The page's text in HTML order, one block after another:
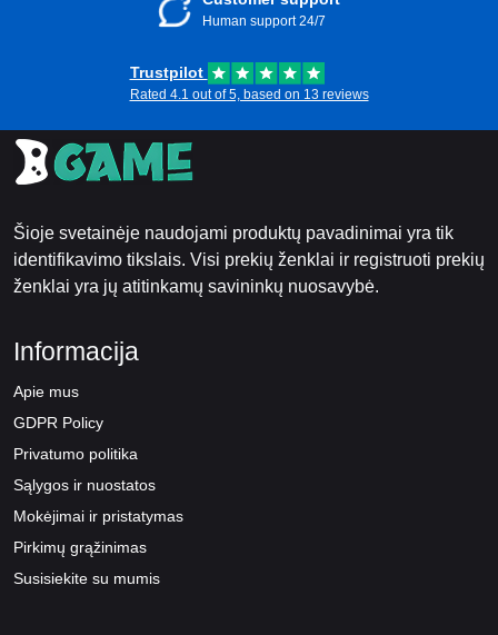
Human support 24/7
Trustpilot
Rated 4.1 out of 5, based on 13 reviews
Šioje svetainėje naudojami produktų pavadinimai yra tik
identifikavimo tikslais. Visi prekių ženklai ir registruoti prekių
ženklai yra jų atitinkamų savininkų nuosavybė.
Informacija
Apie mus
GDPR Policy
Privatumo politika
Sąlygos ir nuostatos
Mokėjimai ir pristatymas
Pirkimų grąžinimas
Susisiekite su mumis